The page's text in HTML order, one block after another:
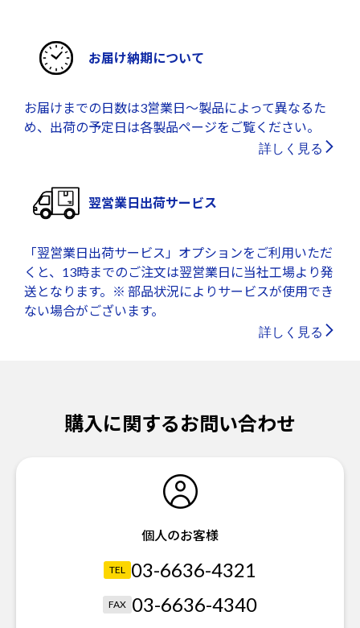
お届け納期について
お届けまでの日数は3営業日～製品によって異なるた
め、出荷の予定日は各製品ページをご覧ください。
詳しく見る
翌営業日出荷サービス
「翌営業日出荷サービス」オプションをご利用いただ
くと、13時までのご注文は翌営業日に当社工場より発
送となります。※ 部品状況によりサービスが使用でき
ない場合がございます。
詳しく見る
購入に関するお問い合わせ
個人のお客様
TEL 03-6636-4321
FAX 03-6636-4340